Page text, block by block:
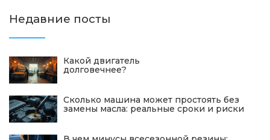
Недавние посты
Какой двигатель
долговечнее?
Сколько машина может простоять без
замены масла: реальные сроки и риски